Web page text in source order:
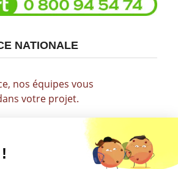
NATIONALE
nos équipes vous
votre projet.
ImmoSafe®, quand les
Mentions légales– Gestion